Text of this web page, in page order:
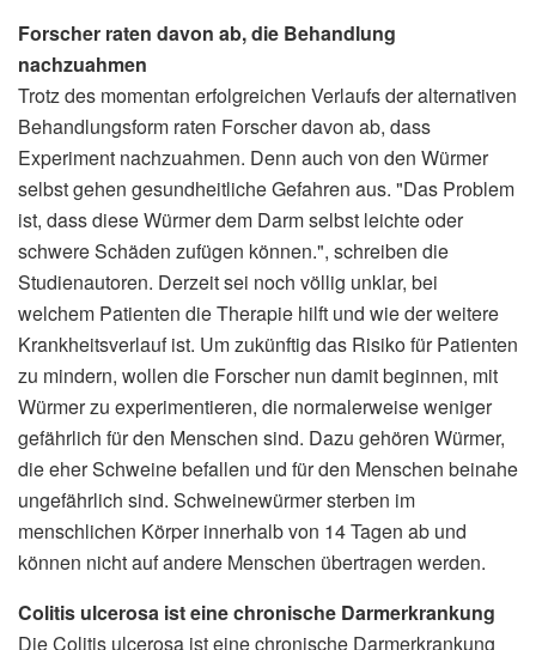
Forscher raten davon ab, die Behandlung
nachzuahmen
Trotz des momentan erfolgreichen Verlaufs der alternativen
Behandlungsform raten Forscher davon ab, dass
Experiment nachzuahmen. Denn auch von den Würmer
selbst gehen gesundheitliche Gefahren aus. "Das Problem
ist, dass diese Würmer dem Darm selbst leichte oder
schwere Schäden zufügen können.", schreiben die
Studienautoren. Derzeit sei noch völlig unklar, bei
welchem Patienten die Therapie hilft und wie der weitere
Krankheitsverlauf ist. Um zukünftig das Risiko für Patienten
zu mindern, wollen die Forscher nun damit beginnen, mit
Würmer zu experimentieren, die normalerweise weniger
gefährlich für den Menschen sind. Dazu gehören Würmer,
die eher Schweine befallen und für den Menschen beinahe
ungefährlich sind. Schweinewürmer sterben im
menschlichen Körper innerhalb von 14 Tagen ab und
können nicht auf andere Menschen übertragen werden.
Colitis ulcerosa ist eine chronische Darmerkrankung
Die Colitis ulcerosa ist eine chronische Darmerkrankung